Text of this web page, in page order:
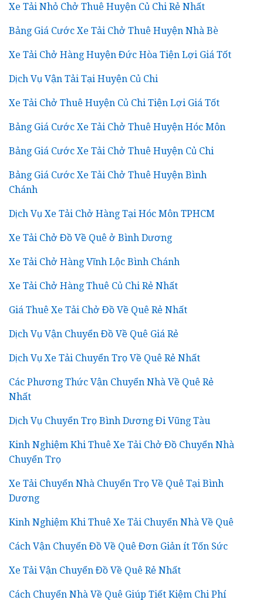
Xe Tải Nhỏ Chở Thuê Huyện Củ Chi Rẻ Nhất
Bảng Giá Cước Xe Tải Chở Thuê Huyện Nhà Bè
Xe Tải Chở Hàng Huyện Đức Hòa Tiện Lợi Giá Tốt
Dịch Vụ Vận Tải Tại Huyện Củ Chi
Xe Tải Chở Thuê Huyện Củ Chi Tiện Lợi Giá Tốt
Bảng Giá Cước Xe Tải Chở Thuê Huyện Hóc Môn
Bảng Giá Cước Xe Tải Chở Thuê Huyện Củ Chi
Bảng Giá Cước Xe Tải Chở Thuê Huyện Bình
Chánh
Dịch Vụ Xe Tải Chở Hàng Tại Hóc Môn TPHCM
Xe Tải Chở Đồ Về Quê ở Bình Dương
Xe Tải Chở Hàng Vĩnh Lộc Bình Chánh
Xe Tải Chở Hàng Thuê Củ Chi Rẻ Nhất
Giá Thuê Xe Tải Chở Đồ Về Quê Rẻ Nhất
Dịch Vụ Vận Chuyển Đồ Về Quê Giá Rẻ
Dịch Vụ Xe Tải Chuyển Trọ Về Quê Rẻ Nhất
Các Phương Thức Vận Chuyển Nhà Về Quê Rẻ
Nhất
Dịch Vụ Chuyển Trọ Bình Dương Đi Vũng Tàu
Kinh Nghiệm Khi Thuê Xe Tải Chở Đồ Chuyển Nhà
Chuyển Trọ
Xe Tải Chuyển Nhà Chuyển Trọ Về Quê Tại Bình
Dương
Kinh Nghiệm Khi Thuê Xe Tải Chuyển Nhà Về Quê
Cách Vận Chuyển Đồ Về Quê Đơn Giản ít Tốn Sức
Xe Tải Vận Chuyển Đồ Về Quê Rẻ Nhất
Cách Chuyển Nhà Về Quê Giúp Tiết Kiệm Chi Phí